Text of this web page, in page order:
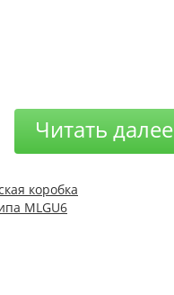
Читать далее
коробка
MLGU6